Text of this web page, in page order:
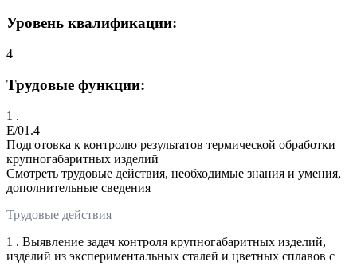
Уровень квалификации:
4
Трудовые функции:
1 .
E/01.4
Подготовка к контролю результатов термической обработки
крупногабаритных изделий
Смотреть трудовые действия, необходимые знания и умения,
дополнительные сведения
Трудовые действия
1 . Выявление задач контроля крупногабаритных изделий,
изделий из экспериментальных сталей и цветных сплавов с